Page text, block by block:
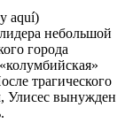
aquí)
небольшой
города
трагического
Улисес вынужден